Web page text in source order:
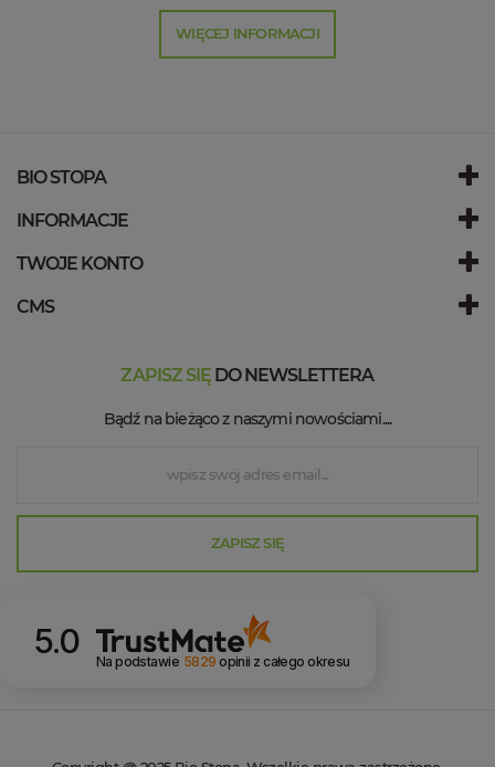
WIĘCEJ INFORMACJI
BIO STOPA
INFORMACJE
TWOJE KONTO
CMS
ZAPISZ SIĘDO NEWSLETTERA
Bądź na bieżąco z naszymi nowościami....
ZAPISZ SIĘ
5.0
Na podstawie 5829 opinii z całego okresu